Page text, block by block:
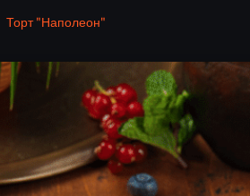
Торт "Наполеон"